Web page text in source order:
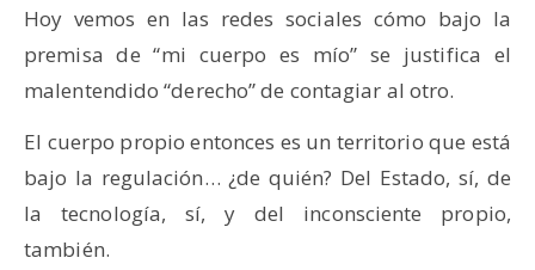
Hoy vemos en las redes sociales cómo bajo la
premisa de “mi cuerpo es mío” se justifica el
malentendido “derecho” de contagiar al otro.
El cuerpo propio entonces es un territorio que está
bajo la regulación… ¿de quién? Del Estado, sí, de
la tecnología, sí, y del inconsciente propio,
también.